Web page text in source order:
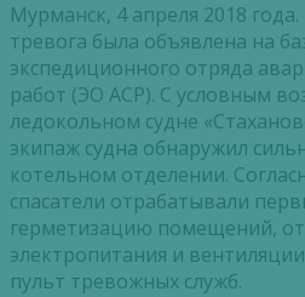
Мурманск, 4 апреля 2018
тревога была объявлена на
экспедиционного отряда
работ (ЭО АСР). С условным
ледокольном судне
экипаж судна обнаружил
котельном отделении.
спасатели отрабатывали
герметизацию помещений,
электропитания и
пульт тревожных служб.